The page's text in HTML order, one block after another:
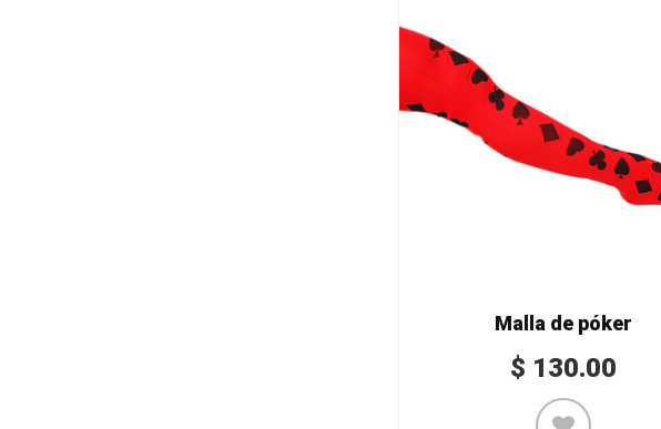
Malla de póker
$ 130.00